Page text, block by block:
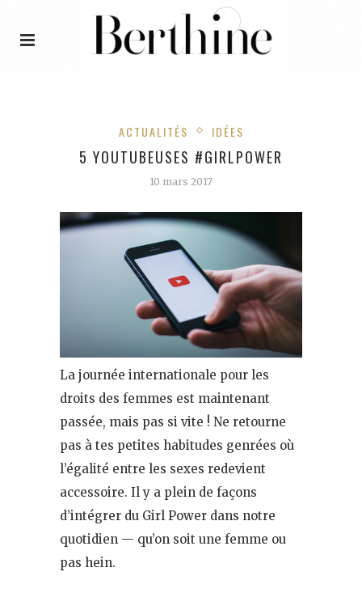
ACTUALITÉS IDÉES
5 YOUTUBEUSES #GIRLPOWER
10 mars 2017
La journée internationale pour les
droits des femmes est maintenant
passée, mais pas si vite ! Ne retourne
pas à tes petites habitudes genrées où
l’égalité entre les sexes redevient
accessoire. Il y a plein de façons
d’intégrer du Girl Power dans notre
quotidien — qu’on soit une femme ou
pas hein.